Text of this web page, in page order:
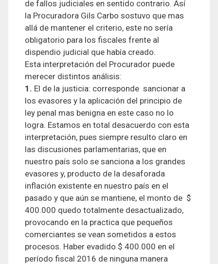
de fallos judiciales en sentido contrario. Así
la Procuradora Gils Carbo sostuvo que mas
allá de mantener el criterio, este no sería
obligatorio para los fiscales frente al
dispendio judicial que había creado.
Esta interpretación del Procurador puede
merecer distintos análisis:
1. El de la justicia: corresponde sancionar a
los evasores y la aplicación del principio de
ley penal mas benigna en este caso no lo
logra. Estamos en total desacuerdo con esta
interpretación, pues siempre resulto claro en
las discusiones parlamentarias, que en
nuestro país solo se sanciona a los grandes
evasores y, producto de la desaforada
inflación existente en nuestro país en el
pasado y que aún se mantiene, el monto de $
400.000 quedo totalmente desactualizado,
provocando en la practica que pequeños
comerciantes se vean sometidos a estos
procesos. Haber evadido $ 400.000 en el
período fiscal 2016 de ninguna manera